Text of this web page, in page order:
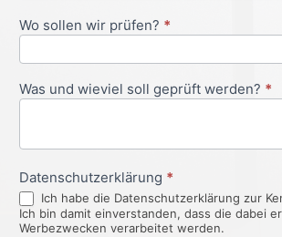
Wo sollen wir prüfen? *
Was und wieviel soll geprüft werden? *
Datenschutzerklärung *
Ich habe die Datenschutzerklärung zur
Ich bin damit einverstanden, dass die dabei
Werbezwecken verarbeitet werden.